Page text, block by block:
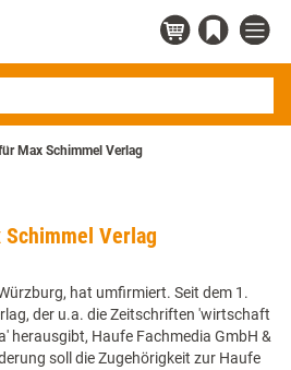
Max Schimmel Verlag
Verlag
hat umfirmiert. Seit dem 1.
der u.a. die Zeitschriften 'wirtschaft
herausgibt, Haufe Fachmedia GmbH &
soll die Zugehörigkeit zur Haufe